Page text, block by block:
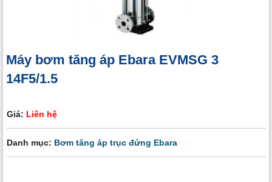
Máy bơm tăng áp Ebara EVMSG 3
14F5/1.5
Giá: Liên hệ
Danh mục: Bơm tăng áp trục đứng Ebara